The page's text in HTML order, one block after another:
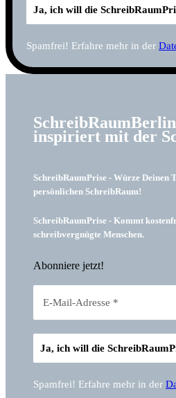
Spamfrei! Erfahre mehr in der
inspiriert mit der
SchreibRaumPrise - Würze Deinen
persönlichen SchreibRaum!
SchreibRaumPrise - Kommt
schreibvergnügte Menschen.
Abonniere jetzt!
Spamfrei! Erfahre mehr in der